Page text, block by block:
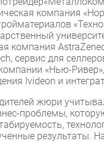
компания
компания
сервис для
«Нью-
Ivideon и
жюри
проблемы,
результаты.